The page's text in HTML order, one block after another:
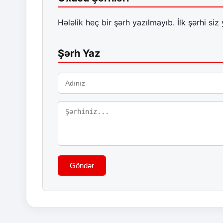
Hələlik heç bir şərh yazılmayıb. İlk şərhi siz
Şərh Yaz
Göndər